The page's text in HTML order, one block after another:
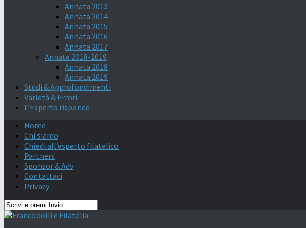
Annata 2013
Annata 2014
Annata 2015
Annata 2016
Annata 2017
Annate 2018-2019
Annata 2018
Annata 2019
Studi & Approfondimenti
Varietà & Errori
L’Esperto risponde
Home
Chi siamo
Chiedi all’esperto filatelico
Partners
Sponsor & Adv
Contattaci
Privacy